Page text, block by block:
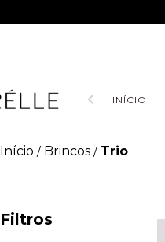
INÍCIO
Início / Brincos / Trio
Filtros